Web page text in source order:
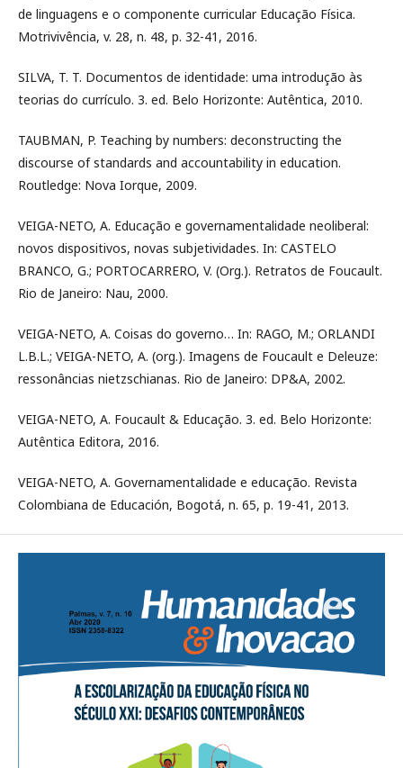
de linguagens e o componente curricular Educação Física.
Motrivivência, v. 28, n. 48, p. 32-41, 2016.
SILVA, T. T. Documentos de identidade: uma introdução às
teorias do currículo. 3. ed. Belo Horizonte: Autêntica, 2010.
TAUBMAN, P. Teaching by numbers: deconstructing the
discourse of standards and accountability in education.
Routledge: Nova Iorque, 2009.
VEIGA-NETO, A. Educação e governamentalidade neoliberal:
novos dispositivos, novas subjetividades. In: CASTELO
BRANCO, G.; PORTOCARRERO, V. (Org.). Retratos de Foucault.
Rio de Janeiro: Nau, 2000.
VEIGA-NETO, A. Coisas do governo… In: RAGO, M.; ORLANDI
L.B.L.; VEIGA-NETO, A. (org.). Imagens de Foucault e Deleuze:
ressonâncias nietzschianas. Rio de Janeiro: DP&A, 2002.
VEIGA-NETO, A. Foucault & Educação. 3. ed. Belo Horizonte:
Autêntica Editora, 2016.
VEIGA-NETO, A. Governamentalidade e educação. Revista
Colombiana de Educación, Bogotá, n. 65, p. 19-41, 2013.